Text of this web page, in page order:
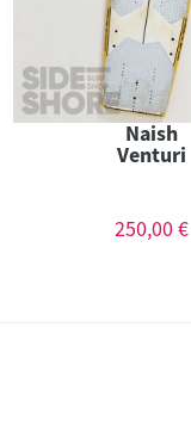
Naish
Venturi
250,00 €